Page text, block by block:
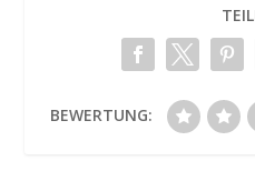
BEWERTUNG: